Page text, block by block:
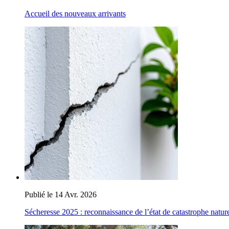
Accueil des nouveaux arrivants
Publié le 14 Avr. 2026
Sécheresse 2025 : reconnaissance de l’état de catastrophe